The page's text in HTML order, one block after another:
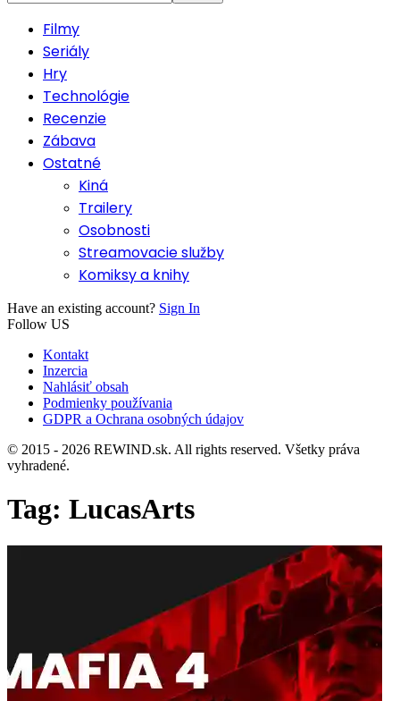
Filmy
Seriály
Hry
Technológie
Recenzie
Zábava
Ostatné
Kiná
Trailery
Osobnosti
Streamovacie služby
Komiksy a knihy
Have an existing account? Sign In
Follow US
Kontakt
Inzercia
Nahlásiť obsah
Podmienky používania
GDPR a Ochrana osobných údajov
© 2015 - 2026 REWIND.sk. All rights reserved. Všetky práva
vyhradené.
Tag: LucasArts